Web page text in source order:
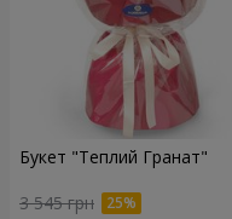
Букет "Теплий Гранат"
3 545 грн